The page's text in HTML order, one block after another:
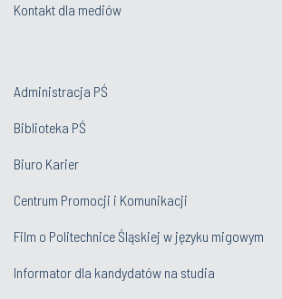
Kontakt dla mediów
Administracja PŚ
Biblioteka PŚ
Biuro Karier
Centrum Promocji i Komunikacji
Film o Politechnice Śląskiej w języku migowym
Informator dla kandydatów na studia